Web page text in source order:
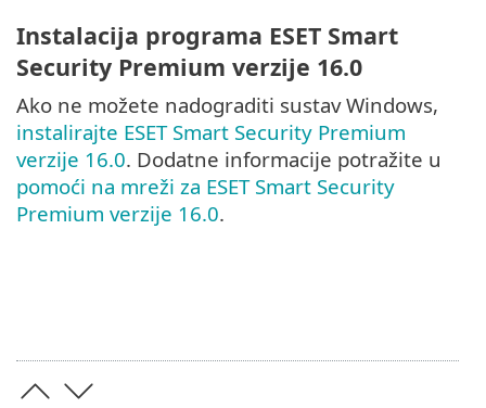
Instalacija programa ESET Smart
Security Premium verzije 16.0
Ako ne možete nadograditi sustav Windows,
instalirajte ESET Smart Security Premium
verzije 16.0. Dodatne informacije potražite u
pomoći na mreži za ESET Smart Security
Premium verzije 16.0.